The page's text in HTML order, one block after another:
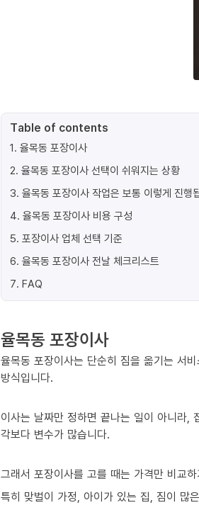
Table of contents
1. 율목동 포장이사
2. 율목동 포장이사 선택이 쉬워지는 상황
3. 율목동 포장이사 작업은 보통 이렇게 진행
4. 율목동 포장이사 비용 구성
5. 포장이사 업체 선택 기준
6. 율목동 포장이사 전날 체크리스트
7. FAQ
율목동 포장이사
율목동 포장이사는 단순히 짐을 옮기는 서
방식입니다.
이사는 날짜만 정하면 끝나는 일이 아니라,
각보다 변수가 많습니다.
그래서 포장이사를 고를 때는 가격만 비교
특히 맞벌이 가정, 아이가 있는 집, 짐이 많